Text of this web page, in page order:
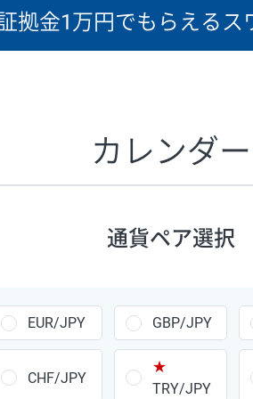
拠金1万円でもらえるス
あたりの
ポイント
170円
106円
カレンダー
通貨ペア選択
EUR/JPY GBP/JPY
CHF/JPY
★
TRY/JPY